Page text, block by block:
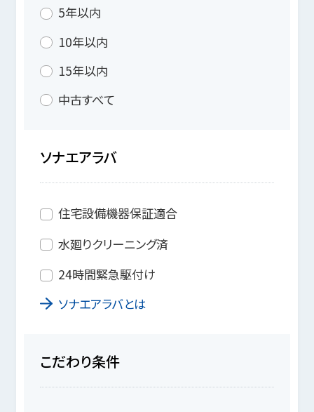
5年以内
10年以内
15年以内
中古すべて
ソナエアラバ
住宅設備機器保証適合
水廻りクリーニング済
24時間緊急駆付け
ソナエアラバとは
こだわり条件